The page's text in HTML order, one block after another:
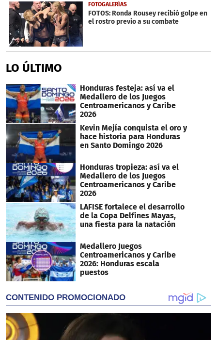
FOTOGALERÍAS
FOTOS: Ronda Rousey recibió golpe en
el rostro previo a su combate
LO ÚLTIMO
Honduras festeja: así va el
Medallero de los Juegos
Centroamericanos y Caribe
2026
Kevin Mejía conquista el oro y
hace historia para Honduras
en Santo Domingo 2026
Honduras tropieza: así va el
Medallero de los Juegos
Centroamericanos y Caribe
2026
LAFISE fortalece el desarrollo
de la Copa Delfines Mayas,
una fiesta para la natación
Medallero Juegos
Centroamericanos y Caribe
2026: Honduras escala
puestos